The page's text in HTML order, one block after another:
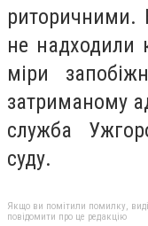
риторичними.
не надходили
міри
затриманому
служба
суду.
Якщо ви помітили помилку,
повідомити про це редакцію